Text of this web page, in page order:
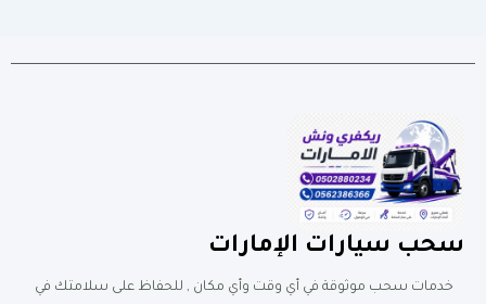
سحب سيارات الإمارات
خدمات سحب موثوقة في أي وقت وأي مكان , للحفاظ على سلامتك في